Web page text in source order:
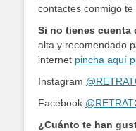
contactes conmigo te
Si no tienes cuenta
alta y recomendado
internet pincha aquí
Instagram
Facebook
¿Cuánto te han